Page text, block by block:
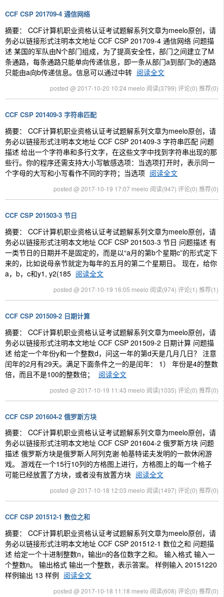
CCF CSP 201709-4 通信网络
摘要： CCF计算机职业资格认证考试题解系列文章为meelo原创，请
务必以链接形式注明本文地址 CCF CSP 201709-4 通信网络 问题描
述 某国的军队由N个部门组成，为了提高安全性，部门之间建立了M
条通路，每条通路只能单向传递信息，即一条从部门a到部门b的通路
只能由a向b传递信息。信息可以通过中转 阅读全文
posted @ 2017-10-20 10:24 meelo 阅读(3799) 评论(0) 推荐(0)
CCF CSP 201409-3 字符串匹配
摘要： CCF计算机职业资格认证考试题解系列文章为meelo原创，请
务必以链接形式注明本文地址 CCF CSP 201409-3 字符串匹配 问题
描述 给出一个字符串和多行文字，在这些文字中找到字符串出现的那
些行。你的程序还需支持大小写敏感选项：当选项打开时，表示同一
个字母的大写和小写看作不同的字符；当选项 阅读全文
posted @ 2017-10-19 17:07 meelo 阅读(947) 评论(0) 推荐(0)
CCF CSP 201503-3 节日
摘要： CCF计算机职业资格认证考试题解系列文章为meelo原创，请
务必以链接形式注明本文地址 CCF CSP 201503-3 节日 问题描述 有
一类节日的日期并不是固定的，而是以“a月的第b个星期c”的形式定下
来的，比如说母亲节就定为每年的五月的第二个星期日。 现在，给你
a，b，c和y1, y2(185 阅读全文
posted @ 2017-10-19 16:05 meelo 阅读(974) 评论(1) 推荐(1)
CCF CSP 201509-2 日期计算
摘要： CCF计算机职业资格认证考试题解系列文章为meelo原创，请
务必以链接形式注明本文地址 CCF CSP 201509-2 日期计算 问题描
述 给定一个年份y和一个整数d，问这一年的第d天是几月几日？ 注意
闰年的2月有29天。满足下面条件之一的是闰年： 1） 年份是4的整数
倍，而且不是100的整数倍；
阅读全文
posted @ 2017-10-19 11:43 meelo 阅读(1035) 评论(0) 推荐(0)
CCF CSP 201604-2 俄罗斯方块
摘要： CCF计算机职业资格认证考试题解系列文章为meelo原创，请
务必以链接形式注明本文地址 CCF CSP 201604-2 俄罗斯方块 问题
描述 俄罗斯方块是俄罗斯人阿列克谢·帕基特诺夫发明的一款休闲游
戏。 游戏在一个15行10列的方格图上进行，方格图上的每一个格子
可能已经放置了方块，或者没有放置方块 阅读全文
posted @ 2017-10-18 12:03 meelo 阅读(1497) 评论(0) 推荐(0)
CCF CSP 201512-1 数位之和
摘要： CCF计算机职业资格认证考试题解系列文章为meelo原创，请
务必以链接形式注明本文地址 CCF CSP 201512-1 数位之和 问题描
述 给定一个十进制整数n，输出n的各位数字之和。 输入格式 输入一
个整数n。 输出格式 输出一个整数，表示答案。 样例输入 20151220
样例输出 13 样例 阅读全文
posted @ 2017-10-18 11:18 meelo 阅读(608) 评论(0) 推荐(0)